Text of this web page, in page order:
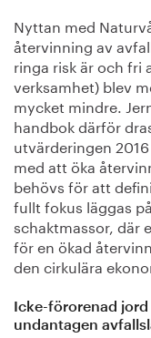
Nyttan med
återvinning av
ringa risk är och fri
verksamhet) blev
mycket mindre.
handbok därför
utvärderingen
med att öka
behövs för att
fullt fokus läggas
schaktmassor, där
för en ökad
den cirkulära
Icke-förorenad
undantagen